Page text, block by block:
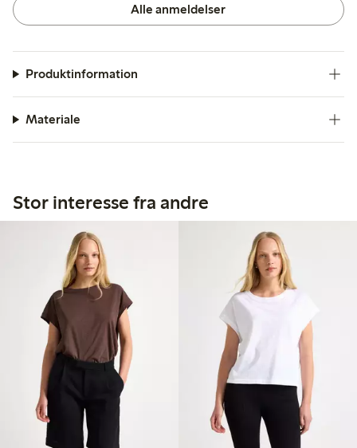
Alle anmeldelser
Produktinformation
Materiale
Stor interesse fra andre